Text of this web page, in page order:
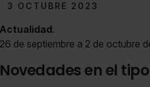
3 OCTUBRE 2023
Actualidad.
26 de septiembre a 2 de octubre
Novedades en el tipo